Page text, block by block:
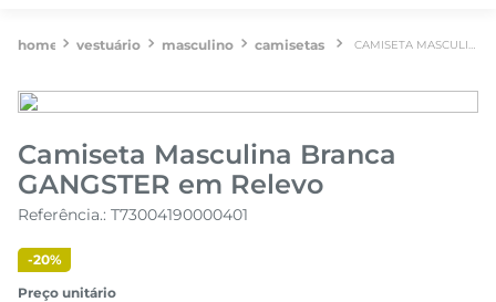
vestuário masculino camisetas
Camiseta Masculina Branca
GANGSTER em Relevo
Referência.: T73004190000401
-20%
Preço unitário